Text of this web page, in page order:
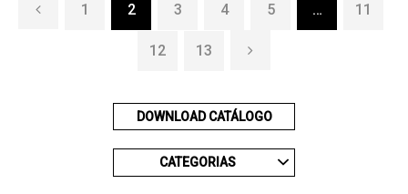
1 2 3 4 5 … 11
12 13
DOWNLOAD CATÁLOGO
CATEGORIAS